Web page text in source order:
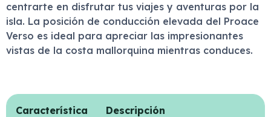
centrarte en disfrutar tus viajes y aventuras por la
isla. La posición de conducción elevada del Proace
Verso es ideal para apreciar las impresionantes
vistas de la costa mallorquina mientras conduces.
Característica Descripción